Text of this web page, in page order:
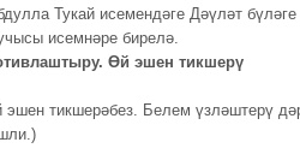
Тукай исемендәге Дәүләт
исемнәре бирелә.
Өй эшен тикшерү
эшен тикшерәбез. Белем үзләштерү